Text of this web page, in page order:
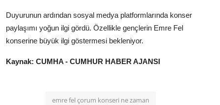
Duyurunun ardından sosyal medya platformlarında konser
paylaşımı yoğun ilgi gördü. Özellikle gençlerin Emre Fel
konserine büyük ilgi göstermesi bekleniyor.
Kaynak: CUMHA - CUMHUR HABER AJANSI
emre fel çorum konseri ne zaman